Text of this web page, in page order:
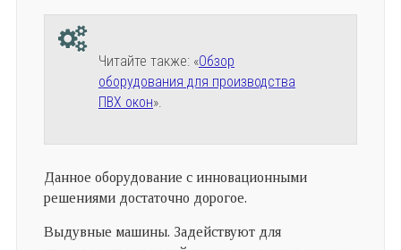
Читайте также: «Обзор
оборудования для производства
ПВХ окон».
Данное оборудование с инновационными
решениями достаточно дорогое.
Выдувные машины. Задействуют для